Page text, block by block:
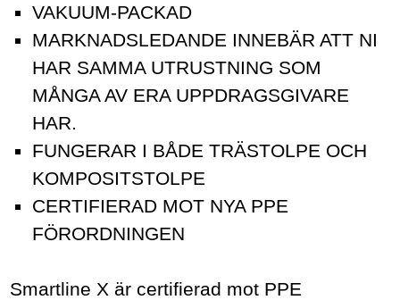
VAKUUM-PACKAD
MARKNADSLEDANDE INNEBÄR ATT NI
HAR SAMMA UTRUSTNING SOM
MÅNGA AV ERA UPPDRAGSGIVARE
HAR.
FUNGERAR I BÅDE TRÄSTOLPE OCH
KOMPOSITSTOLPE
CERTIFIERAD MOT NYA PPE
FÖRORDNINGEN
Smartline X är certifierad mot PPE